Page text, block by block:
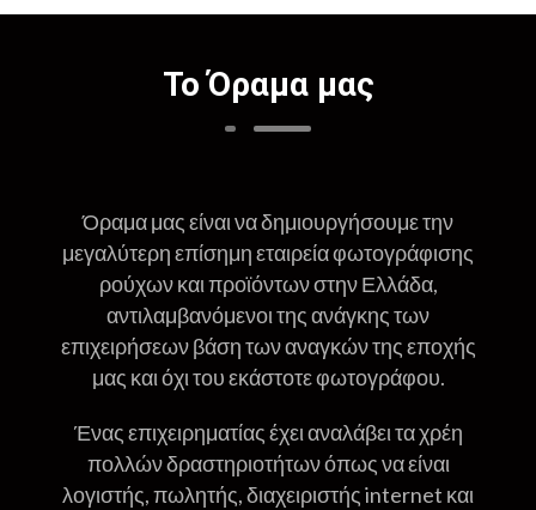
Το Όραμα μας
Όραμα μας είναι να δημιουργήσουμε την
μεγαλύτερη επίσημη εταιρεία φωτογράφισης
ρούχων και προϊόντων στην Ελλάδα,
αντιλαμβανόμενοι της ανάγκης των
επιχειρήσεων βάση των αναγκών της εποχής
μας και όχι του εκάστοτε φωτογράφου.
Ένας επιχειρηματίας έχει αναλάβει τα χρέη
πολλών δραστηριοτήτων όπως να είναι
λογιστής, πωλητής, διαχειριστής internet και